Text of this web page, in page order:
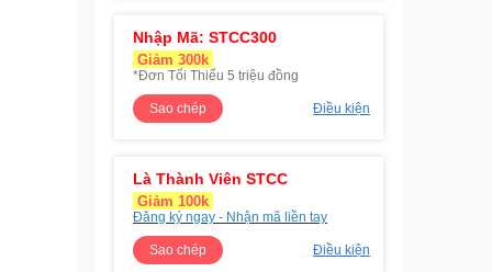
Nhập Mã: STCC300
Giảm 300k
*Đơn Tối Thiểu 5 triệu đồng
Sao chép
Điều kiện
Là Thành Viên STCC
Giảm 100k
Đăng ký ngay - Nhận mã liền tay
Sao chép
Điều kiện